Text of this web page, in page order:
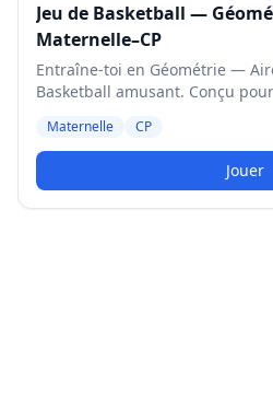
Jeu de Basketball —
Maternelle–CP
Entraîne-toi en Géométrie —
Basketball amusant. Conçu
Maternelle CP
Jouer